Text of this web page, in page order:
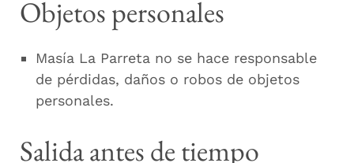
Objetos personales
Masía La Parreta no se hace responsable
de pérdidas, daños o robos de objetos
personales.
Salida antes de tiempo